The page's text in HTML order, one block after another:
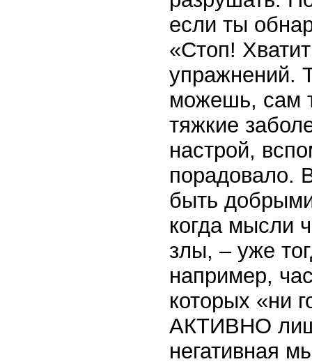
если ты
«Стоп!
упражнений.
можешь, сам
тяжкие
настрой,
порадовало.
быть
когда мысли
злы, – уже
например,
которых «ни
АКТИВНО
негативная